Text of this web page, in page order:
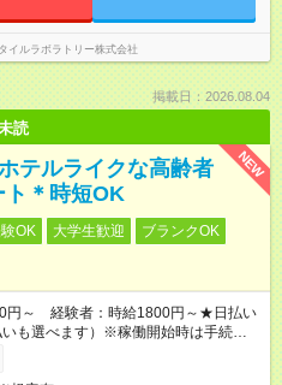
イルラボラトリー株式会社
掲載日：2026.08.04
読
NEW
テルライクな高齢者
ト＊時短OK
OK 大学生歓迎
ブランクOK
円～ 経験者：時給1800円～★日払い
も選べます）※稼働開始時は手続き完
す。